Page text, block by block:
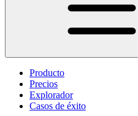
Producto
Precios
Explorador
Casos de éxito